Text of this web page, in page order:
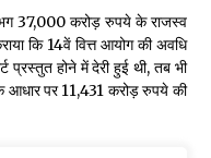
37,000 करोड़ रुपये के राजस्व
कि 14वें वित्त आयोग की अवधि
प्रस्तुत होने में देरी हुई थी, तब भी
के आधार पर 11,431 करोड़ रुपये की